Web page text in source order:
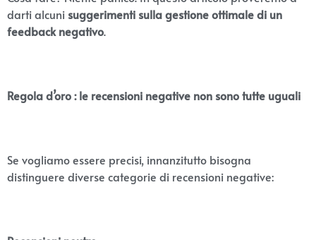
darti alcuni suggerimenti sulla gestione ottimale di un
feedback negativo.
Regola d’oro : le recensioni negative non sono tutte uguali
Se vogliamo essere precisi, innanzitutto bisogna
distinguere diverse categorie di recensioni negative: